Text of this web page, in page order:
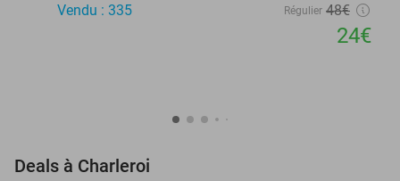
Vendu : 335
Régulier 48€
24€
Deals à Charleroi